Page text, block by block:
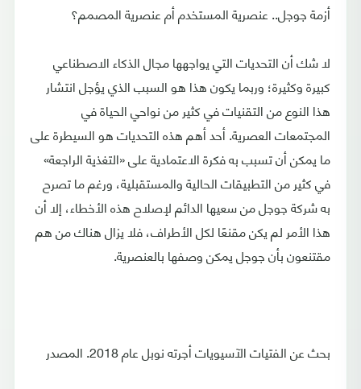
أزمة جوجل.. عنصرية المستخدم أم عنصرية المصمم؟
لا شك أن التحديات التي يواجهها مجال الذكاء الاصطناعي
كبيرة وكثيرة؛ وربما يكون هذا هو السبب الذي يؤجل انتشار
هذا النوع من التقنيات في كثير من نواحي الحياة في
المجتمعات العصرية. أحد أهم هذه التحديات هو السيطرة على
ما يمكن أن تسبب به فكرة الاعتمادية على «التغذية الراجعة»
في كثير من التطبيقات الحالية والمستقبلية، ورغم ما تصرح
به شركة جوجل من سعيها الدائم لإصلاح هذه الأخطاء، إلا أن
هذا الأمر لم يكن مقنعًا لكل الأطراف، فلا يزال هناك من هم
مقتنعون بأن جوجل يمكن وصفها بالعنصرية.
بحث عن الفتيات الآسيويات أجرته نوبل عام 2018. المصدر